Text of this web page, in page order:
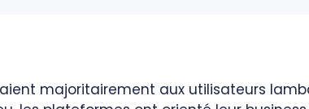
majoritairement aux utilisateurs